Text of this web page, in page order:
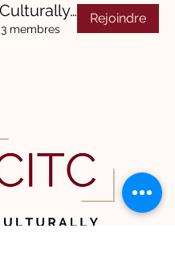
The Culturally Intelligent Enneagram
3 membres
Rejoindre